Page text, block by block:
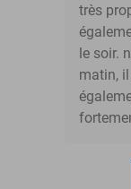
très
le soir.
matin,